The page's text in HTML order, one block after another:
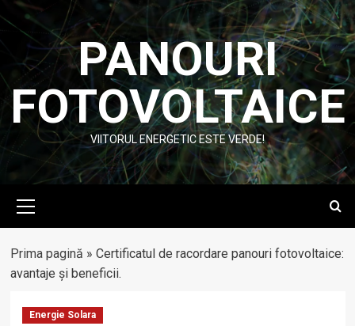
Skip
to
content
PANOURI
FOTOVOLTAICE
VIITORUL ENERGETIC ESTE VERDE!
Menu
Prima pagină » Certificatul de racordare panouri fotovoltaice:
avantaje și beneficii.
Energie Solara